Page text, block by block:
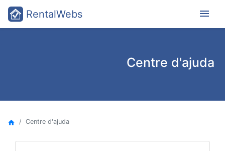
RentalWebs menu
Centre d'ajuda
home Centre d'ajuda